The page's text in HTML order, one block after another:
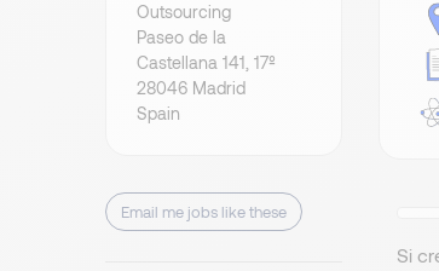
Outsourcing
Paseo de la
Castellana 141, 17º
28046 Madrid
Spain
Email me jobs like these
Si